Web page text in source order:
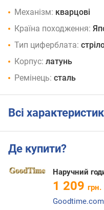
Механізм: кварцові
Країна походження:
Тип циферблата:
Корпус: латунь
Ремінець: сталь
Всі
Де купити?
Наручний
1 209 грн.